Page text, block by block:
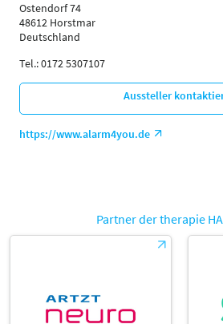
Ostendorf 74
48612 Horstmar
Deutschland
Tel.: 0172 5307107
Aussteller
https://www.alarm4you.de
Partner der therapie